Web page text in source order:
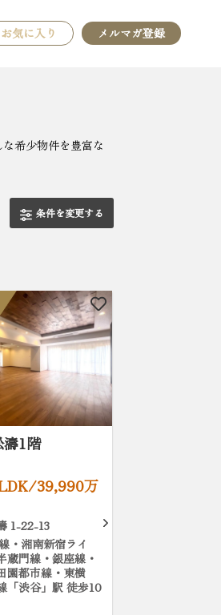
お気に入り メルマガ登録
希少物件を豊富な
条件を変更する
1階
39,990万
1-22-13
・湘南新宿ライ
蔵門線・銀座線・
園都市線・東横
「渋谷」駅 徒歩10